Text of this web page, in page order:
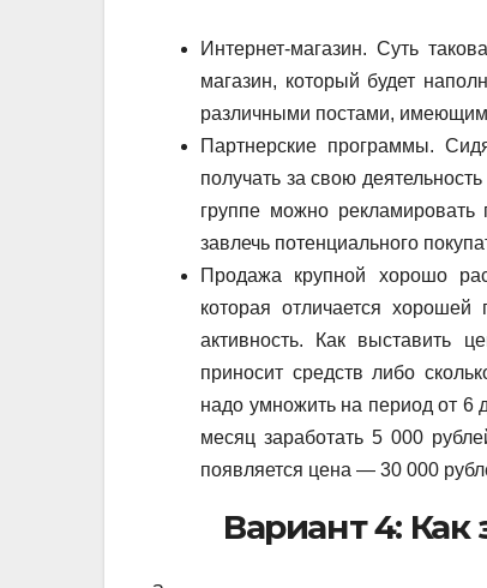
Интернет-магазин. Суть
магазин, который будет
различными постами,
Партнерские программы.
получать за свою
группе можно рекламировать
завлечь потенциального
Продажа крупной хорошо
которая отличается хорошей
активность. Как выставить
приносит средств либо
надо умножить на период от 6
месяц заработать 5 000
появляется цена — 30 000
Вариант 4: Как